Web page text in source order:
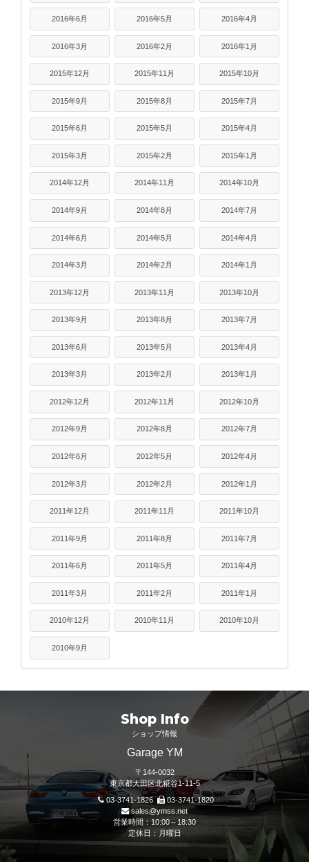
2016年6月 2016年5月 2016年4月
2016年3月 2016年2月 2016年1月
2015年12月 2015年11月 2015年10月
2015年9月 2015年8月 2015年7月
2015年6月 2015年5月 2015年4月
2015年3月 2015年2月 2015年1月
2014年12月 2014年11月 2014年10月
2014年9月 2014年8月 2014年7月
2014年6月 2014年5月 2014年4月
2014年3月 2014年2月 2014年1月
2013年12月 2013年11月 2013年10月
2013年9月 2013年8月 2013年7月
2013年6月 2013年5月 2013年4月
2013年3月 2013年2月 2013年1月
2012年12月 2012年11月 2012年10月
2012年9月 2012年8月 2012年7月
2012年6月 2012年5月 2012年4月
2012年3月 2012年2月 2012年1月
2011年12月 2011年11月 2011年10月
2011年9月 2011年8月 2011年7月
2011年6月 2011年5月 2011年4月
2011年3月 2011年2月 2011年1月
2010年12月 2010年11月 2010年10月
2010年9月
Shop Info
ショップ情報
Garage YM
〒144-0032
東京都大田区北糀谷1-11-5
03-3741-1826
03-3741-1820
sales@ymss.net
営業時間：10:00～18:30
定休日：月曜日